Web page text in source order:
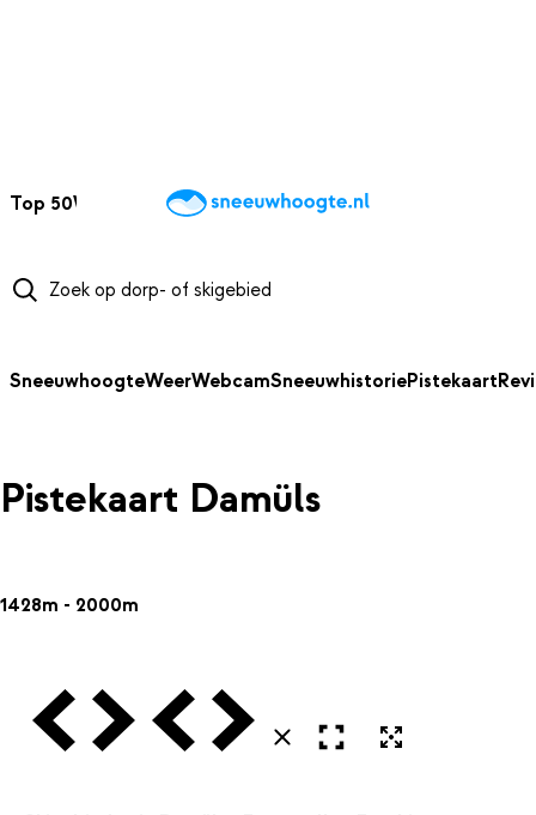
Top 50Webcams WintersportweerKaarten
SneeuwhoogteWeerWebcamSneeuwhistoriePistekaart
Pistekaart Damüls
1428m - 2000m
Vorige VolgendeVorige Volgende
SluitenOpen in volledig scherm